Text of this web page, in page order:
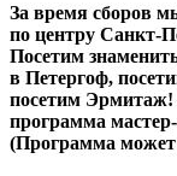
За время сборов
по центру Санкт-
Посетим
в Петергоф,
посетим Эрмитаж!
программа
(Программа может